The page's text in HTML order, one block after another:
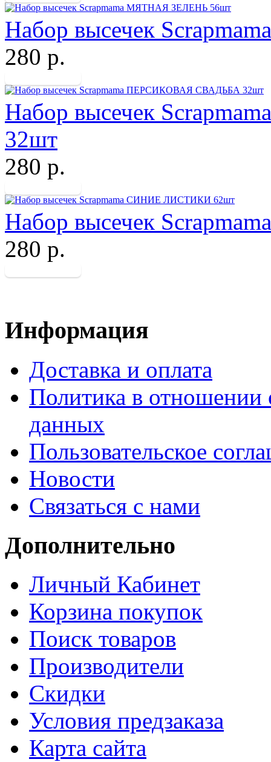
Набор высечек
280 р.
Набор высечек
32шт
280 р.
Набор высечек
280 р.
Информация
Доставка и оплата
Политика в отношении
данных
Пользовательское
Новости
Связаться с нами
Дополнительно
Личный Кабинет
Корзина покупок
Поиск товаров
Производители
Скидки
Условия предзаказа
Карта сайта